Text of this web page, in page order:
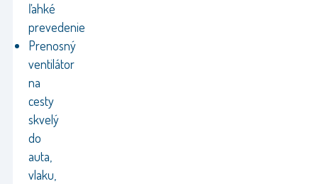
ľahké
prevedenie
Prenosný
ventilátor
na
cesty
skvelý
do
auta,
vlaku,